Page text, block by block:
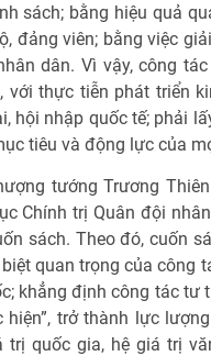
sách; bằng hiệu quả
đảng viên; bằng việc
dân. Vì vậy, công
với thực tiễn phát triển
hội nhập quốc tế; phải
tiêu và động lực của
tướng Trương
Chính trị Quân đội
sách. Theo đó, cuốn
quan trọng của công
khẳng định công tác
trở thành lực
trị quốc gia, hệ giá trị